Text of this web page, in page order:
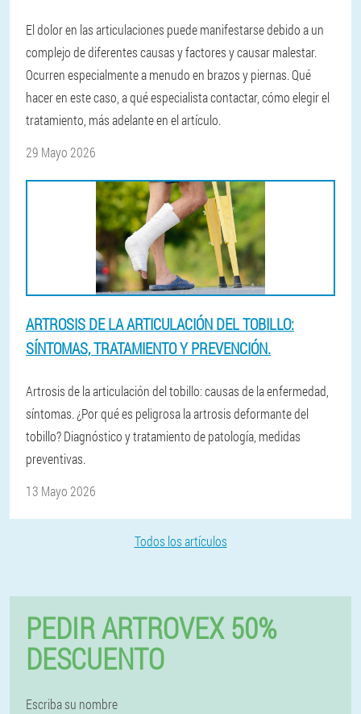
El dolor en las articulaciones puede manifestarse debido a un
complejo de diferentes causas y factores y causar malestar.
Ocurren especialmente a menudo en brazos y piernas. Qué
hacer en este caso, a qué especialista contactar, cómo elegir el
tratamiento, más adelante en el artículo.
29 Mayo 2026
ARTROSIS DE LA ARTICULACIÓN DEL TOBILLO:
SÍNTOMAS, TRATAMIENTO Y PREVENCIÓN.
Artrosis de la articulación del tobillo: causas de la enfermedad,
síntomas. ¿Por qué es peligrosa la artrosis deformante del
tobillo? Diagnóstico y tratamiento de patología, medidas
preventivas.
13 Mayo 2026
Todos los artículos
PEDIR ARTROVEX 50%
DESCUENTO
Escriba su nombre